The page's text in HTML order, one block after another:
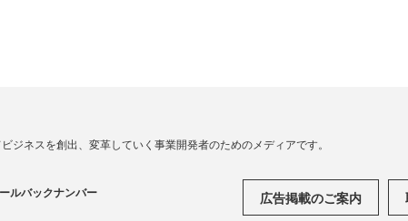
ジネスを創出、変革していく事業開発者のためのメディアです。
メールバックナンバー 広告掲載のご案内